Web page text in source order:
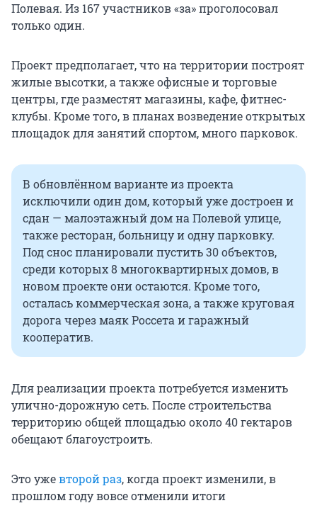
Полевая. Из 167 участников «за» проголосовал
только один.
Проект предполагает, что на территории построят
жилые высотки, а также офисные и торговые
центры, где разместят магазины, кафе, фитнес-
клубы. Кроме того, в планах возведение открытых
площадок для занятий спортом, много парковок.
В обновлённом варианте из проекта
исключили один дом, который уже достроен и
сдан — малоэтажный дом на Полевой улице,
также ресторан, больницу и одну парковку.
Под снос планировали пустить 30 объектов,
среди которых 8 многоквартирных домов, в
новом проекте они остаются. Кроме того,
осталась коммерческая зона, а также круговая
дорога через маяк Россета и гаражный
кооператив.
Для реализации проекта потребуется изменить
улично-дорожную сеть. После строительства
территорию общей площадью около 40 гектаров
обещают благоустроить.
Это ужевторой раз, когда проект изменили, в
прошлом году вовсе отменили итоги